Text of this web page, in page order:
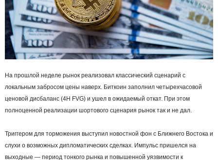
На прошлой неделе рынок реализовал классический сценарий с
локальным забросом цены наверх. Биткоин заполнил четырехчасовой
ценовой дисбаланс (4H FVG) и ушел в ожидаемый откат. При этом
полноценной реализации шортового сценария рынок так и не дал.
Триггером для торможения выступил новостной фон с Ближнего Востока и
слухи о возможных дипломатических сделках. Импульс пришелся на
выходные ― период тонкого рынка и повышенной уязвимости к